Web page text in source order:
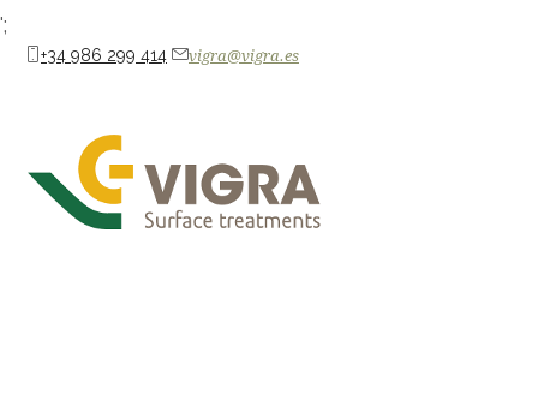
';
+34 986 299 414 vigra@vigra.es